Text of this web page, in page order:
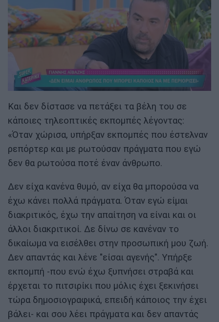
Και δεν δίστασε να πετάξει τα βέλη του σε
κάποιες τηλεοπτικές εκπομπές λέγοντας:
«Όταν χώρισα, υπήρξαν εκπομπές που έστελναν
ρεπόρτερ και με ρωτούσαν πράγματα που εγώ
δεν θα ρωτούσα ποτέ έναν άνθρωπο.
Δεν είχα κανένα θυμό, αν είχα θα μπορούσα να
έχω κάνει πολλά πράγματα. Όταν εγώ είμαι
διακριτικός, έχω την απαίτηση να είναι και οι
άλλοι διακριτικοί. Δε δίνω σε κανέναν το
δικαίωμα να εισέλθει στην προσωπική μου ζωή.
Δεν απαντάς και λένε "είσαι αγενής". Υπήρξε
εκπομπή -που ενώ έχω ξυπνήσει στραβά και
έρχεται το πιτσιρίκι που μόλις έχει ξεκινήσει
τώρα δημοσιογραφικά, επειδή κάποιος την έχει
βάλει- και σου λέει πράγματα και δεν απαντάς